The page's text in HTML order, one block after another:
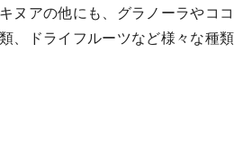
ヌアの他にも、グラノーラやココ
、ドライフルーツなど様々な種類